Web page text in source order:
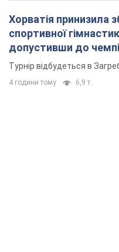
Хорватія принизила
спортивної
допустивши до
основних
Турнір відбудеться в
4 години тому 6,9 т.